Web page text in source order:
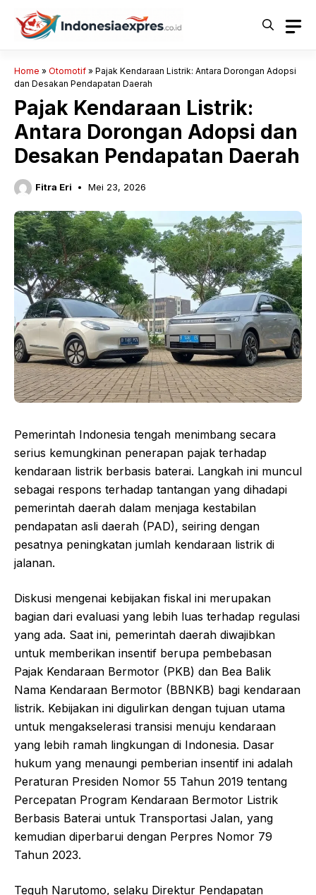
Langsung
Home » Otomotif » Pajak Kendaraan Listrik: Antara Dorongan Adopsi
dan Desakan Pendapatan Daerah
Pajak Kendaraan Listrik:
Antara Dorongan Adopsi dan
Desakan Pendapatan Daerah
Fitra Eri Mei 23, 2026
Pemerintah Indonesia tengah menimbang secara
serius kemungkinan penerapan pajak terhadap
kendaraan listrik berbasis baterai. Langkah ini muncul
sebagai respons terhadap tantangan yang dihadapi
pemerintah daerah dalam menjaga kestabilan
pendapatan asli daerah (PAD), seiring dengan
pesatnya peningkatan jumlah kendaraan listrik di
jalanan.
Diskusi mengenai kebijakan fiskal ini merupakan
bagian dari evaluasi yang lebih luas terhadap regulasi
yang ada. Saat ini, pemerintah daerah diwajibkan
untuk memberikan insentif berupa pembebasan
Pajak Kendaraan Bermotor (PKB) dan Bea Balik
Nama Kendaraan Bermotor (BBNKB) bagi kendaraan
listrik. Kebijakan ini digulirkan dengan tujuan utama
untuk mengakselerasi transisi menuju kendaraan
yang lebih ramah lingkungan di Indonesia. Dasar
hukum yang menaungi pemberian insentif ini adalah
Peraturan Presiden Nomor 55 Tahun 2019 tentang
Percepatan Program Kendaraan Bermotor Listrik
Berbasis Baterai untuk Transportasi Jalan, yang
kemudian diperbarui dengan Perpres Nomor 79
Tahun 2023.
Teguh Narutomo, selaku Direktur Pendapatan